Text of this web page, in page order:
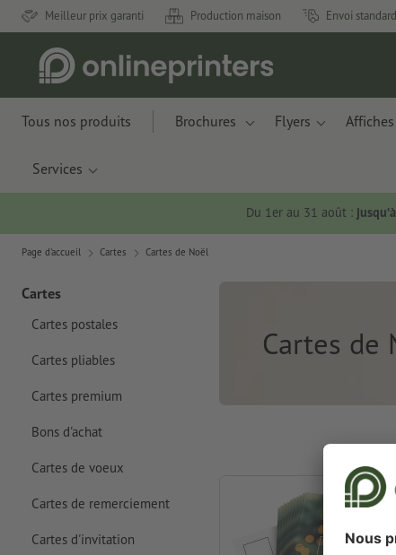
Meilleur prix garanti Production maison Envoi
Tous nos produits Brochures Flyers Affiches
Services
Du 1er au 31 août :
Page d'accueil Cartes Cartes de Noël
Cartes
Cartes postales
Cartes pliables
Cartes premium
Bons d'achat
Cartes de voeux
Cartes de remerciement
Cartes d'invitation
Cartes de